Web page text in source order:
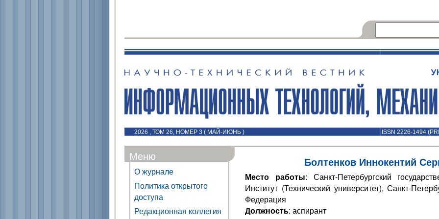
2026 , ТОМ 26, НОМЕР 3 ( МАЙ-ИЮНЬ ) ISSN 2226-1494
Меню
О журнале
Политика открытого
доступа
Редакционная коллегия
Болтенков Иннокентий
Место работы: Санкт-Петербургский
Институт (Технический университет), Санкт-
Федерация
Должность: аспирант